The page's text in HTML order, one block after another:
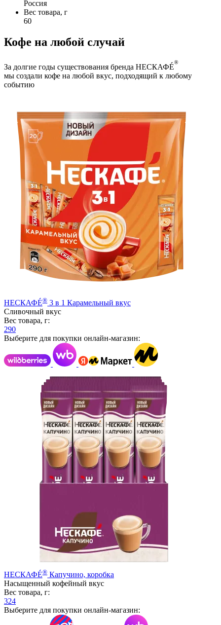
Россия
Вес товара, г
60
Кофе на любой случай
За долгие годы существования бренда НЕСКАФÉ
®
мы создали кофе на любой вкус, подходящий к любому
событию
НЕСКАФÉ® 3 в 1 Карамельный вкус
Сливочный вкус
Вес товара, г:
290
Выберите для покупки онлайн-магазин:
НЕСКАФÉ® Капучино, коробка
Насыщенный кофейный вкус
Вес товара, г:
324
Выберите для покупки онлайн-магазин: